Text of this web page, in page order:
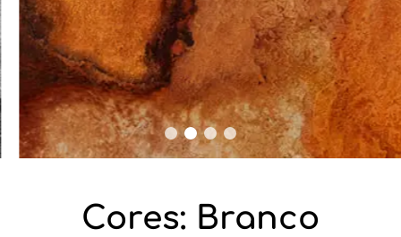
1 2 3 4
Cores: Branco